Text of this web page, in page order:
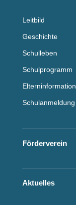
Leitbild
Geschichte
Schulleben
Schulprogramm
Elterninformation
Schulanmeldung
Förderverein
Aktuelles